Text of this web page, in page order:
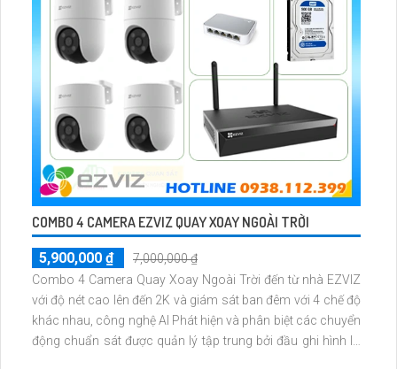
COMBO 4 CAMERA EZVIZ QUAY XOAY NGOÀI TRỜI
5,900,000 ₫
7,000,000 ₫
Combo 4 Camera Quay Xoay Ngoài Trời đến từ nhà EZVIZ
với độ nét cao lên đến 2K và giám sát ban đêm với 4 chế độ
khác nhau, công nghệ AI Phát hiện và phân biệt các chuyển
động chuẩn sát được quản lý tập trung bởi đầu ghi hình IP